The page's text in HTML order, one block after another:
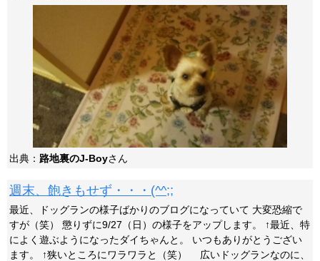
出典： 路地裏のJ-Boyさん
週末、飽きもせず・・・(^^;;
最近、ドッグランの様子ばかりのブログになっていて 大変恐縮で
すが（笑） 懲りずに9/27（日）の様子をアップします。 ↑最近、特
によく遊ぶようになったダイちゃんと。 いつもありがとうござい
ます。 ↑狭いところにワラワラと（笑） 広いドッグランなのに、